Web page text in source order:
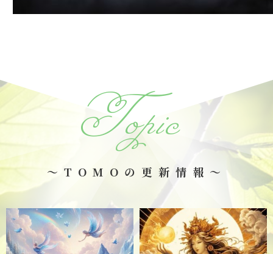
Topic
～TOMOの更新情報～